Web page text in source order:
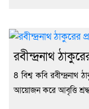
রবীন্দ্রনাথ
8 বিশ্ব কবি
আয়োজন করে আবৃত্তি